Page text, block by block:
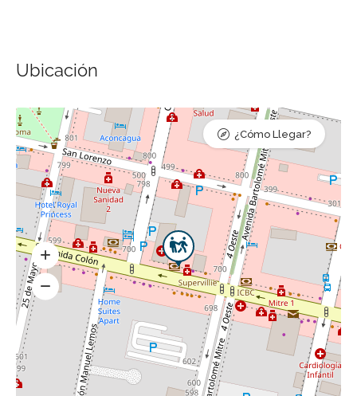
Ubicación
¿Cómo Llegar?